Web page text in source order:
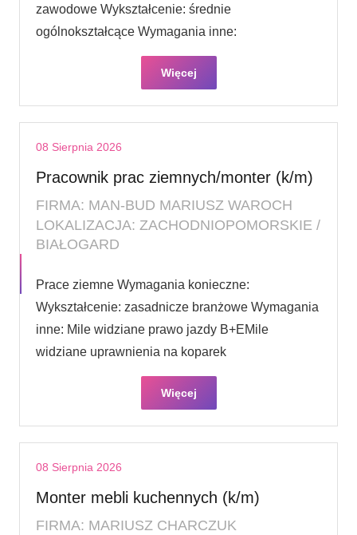
zawodowe Wykształcenie: średnie
ogólnokształcące Wymagania inne:
Więcej
08 Sierpnia 2026
Pracownik prac ziemnych/monter (k/m)
FIRMA: MAN-BUD MARIUSZ WAROCH
LOKALIZACJA: ZACHODNIOPOMORSKIE /
BIAŁOGARD
Prace ziemne Wymagania konieczne:
Wykształcenie: zasadnicze branżowe Wymagania
inne: Mile widziane prawo jazdy B+EMile
widziane uprawnienia na koparek
Więcej
08 Sierpnia 2026
Monter mebli kuchennych (k/m)
FIRMA: MARIUSZ CHARCZUK